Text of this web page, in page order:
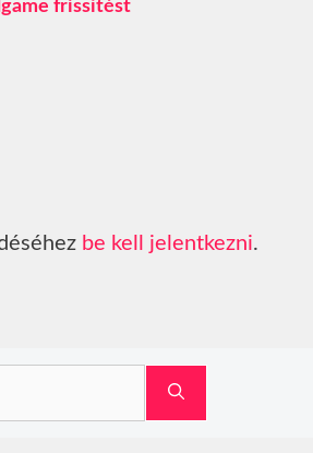
frissítést
be kell jelentkezni.